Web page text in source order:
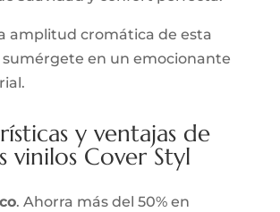
amplitud cromática de esta
sumérgete en un emocionante
y ventajas de
vinilos Cover Styl
. Ahorra más del 50% en